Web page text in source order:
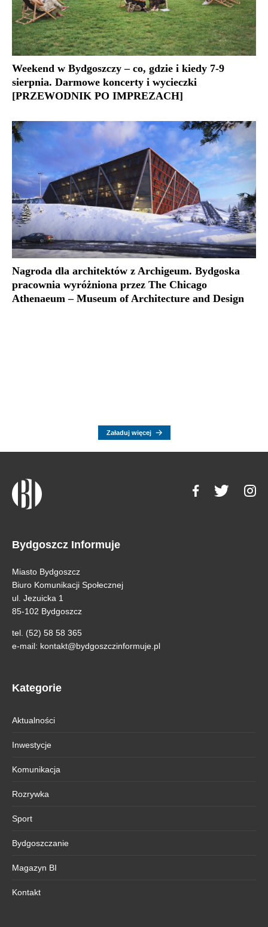
Weekend w Bydgoszczy – co, gdzie i kiedy 7-9
sierpnia. Darmowe koncerty i wycieczki
[PRZEWODNIK PO IMPREZACH]
Nagroda dla architektów z Archigeum. Bydgoska
pracownia wyróżniona przez The Chicago
Athenaeum – Museum of Architecture and Design
Załaduj więcej
Bydgoszcz Informuje
Miasto Bydgoszcz
Biuro Komunikacji Społecznej
ul. Jezuicka 1
85-102 Bydgoszcz
tel. (52) 58 58 365
e-mail: kontakt@bydgoszczinformuje.pl
Kategorie
Aktualności
Inwestycje
Komunikacja
Rozrywka
Sport
Bydgoszczanie
Magazyn BI
Kontakt